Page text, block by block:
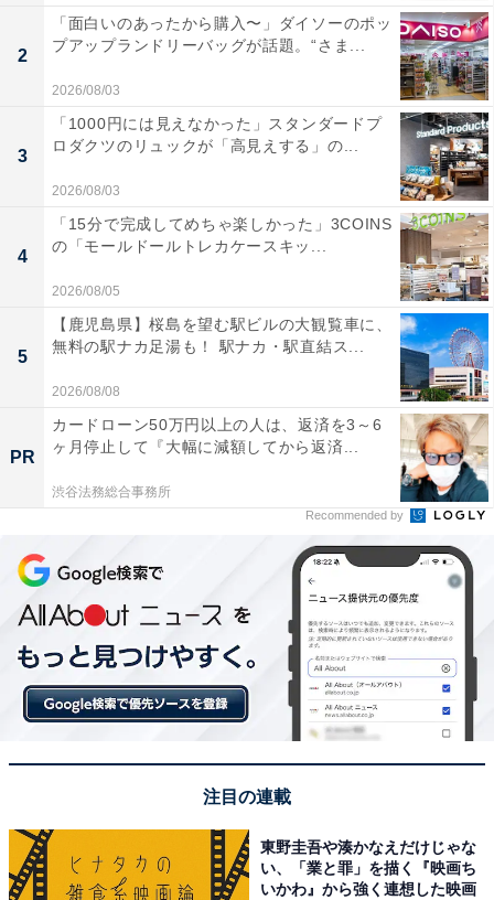
2
「面白いのあったから購入〜」ダイソーのポッ
プアップランドリーバッグが話題。“さま...
2026/08/03
3
「1000円には見えなかった」スタンダードプ
ロダクツのリュックが「高見えする」の...
2026/08/03
4
「15分で完成してめちゃ楽しかった」3COINS
の「モールドールトレカケースキッ...
2026/08/05
5
【鹿児島県】桜島を望む駅ビルの大観覧車に、
無料の駅ナカ足湯も！ 駅ナカ・駅直結ス...
2026/08/08
PR
カードローン50万円以上の人は、返済を3～6
ヶ月停止して『大幅に減額してから返済...
渋谷法務総合事務所
Recommended by
注目の連載
東野圭吾や湊かなえだけじゃな
い、「業と罪」を描く『映画ち
いかわ』から強く連想した映画